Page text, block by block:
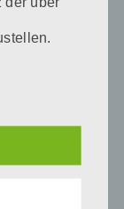
ein